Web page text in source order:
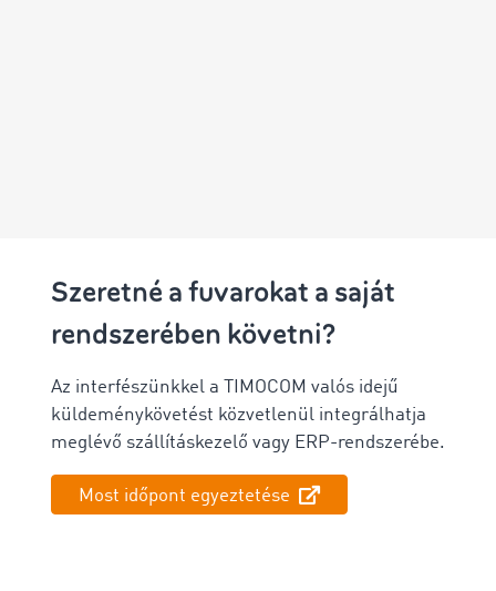
Szeretné a fuvarokat a saját
rendszerében követni?
Az interfészünkkel a TIMOCOM valós idejű
küldeménykövetést közvetlenül integrálhatja
meglévő szállításkezelő vagy ERP-rendszerébe.
Most időpont egyeztetése